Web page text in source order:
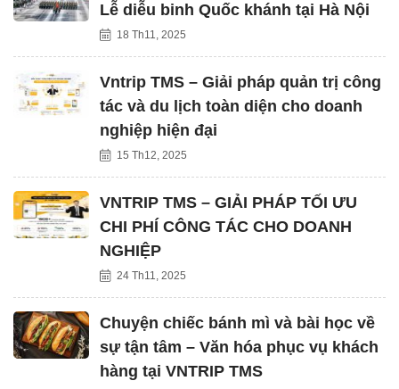
Lễ diễu binh Quốc khánh tại Hà Nội
18 Th11, 2025
Vntrip TMS – Giải pháp quản trị công
tác và du lịch toàn diện cho doanh
nghiệp hiện đại
15 Th12, 2025
VNTRIP TMS – GIẢI PHÁP TỐI ƯU
CHI PHÍ CÔNG TÁC CHO DOANH
NGHIỆP
24 Th11, 2025
Chuyện chiếc bánh mì và bài học về
sự tận tâm – Văn hóa phục vụ khách
hàng tại VNTRIP TMS